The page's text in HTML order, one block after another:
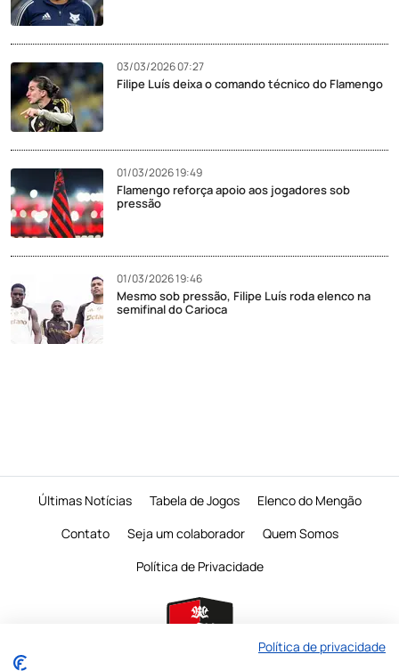
03/03/2026 07:27
Filipe Luís deixa o comando técnico do Flamengo
01/03/2026 19:49
Flamengo reforça apoio aos jogadores sob
pressão
01/03/2026 19:46
Mesmo sob pressão, Filipe Luís roda elenco na
semifinal do Carioca
Últimas Notícias Tabela de Jogos
Elenco do Mengão
Contato
Seja um colaborador
Quem Somos
Política de Privacidade
Política de privacidade